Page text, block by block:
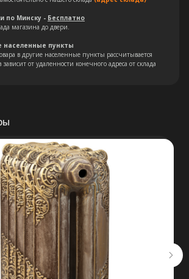
по Минску - Бесплатно
магазина до двери.
населенные пункты
в другие населенные пункты рассчитывается
от удаленности конечного адреса от склада
вопросы?
с Вами в
Мы знаем
652 34 03
РБ, 220062, г.
131, оф.68 УНП
BY38 ALFA 3012 2327